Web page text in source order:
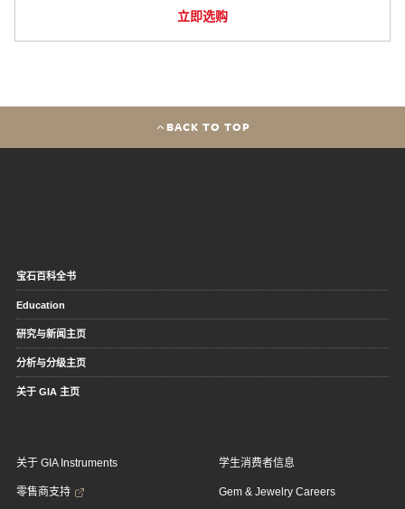
立即选购
BACK TO TOP
宝石百科全书
Education
研究与新闻主页
分析与分级主页
关于 GIA 主页
关于 GIA Instruments
零售商支持
学生消费者信息
Gem & Jewelry Careers